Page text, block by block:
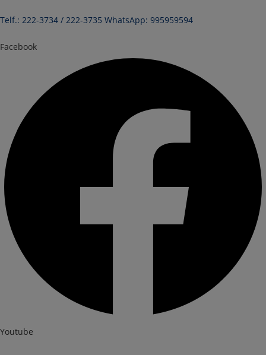
Telf.: 222-3734 / 222-3735 WhatsApp: 995959594
Facebook
Youtube